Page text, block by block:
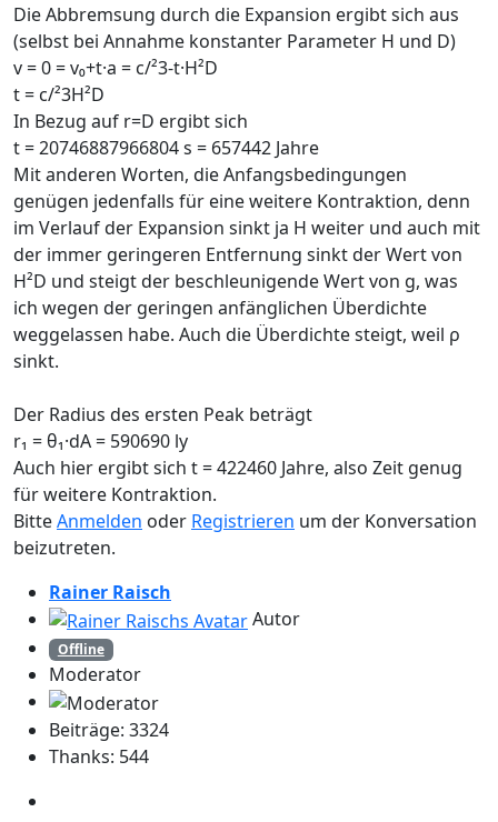
Die Abbremsung durch die Expansion ergibt sich aus
(selbst bei Annahme konstanter Parameter H und D)
v = 0 = v₀+t·a = c/²3-t·H²D
t = c/²3H²D
In Bezug auf r=D ergibt sich
t = 20746887966804 s = 657442 Jahre
Mit anderen Worten, die Anfangsbedingungen
genügen jedenfalls für eine weitere Kontraktion, denn
im Verlauf der Expansion sinkt ja H weiter und auch mit
der immer geringeren Entfernung sinkt der Wert von
H²D und steigt der beschleunigende Wert von g, was
ich wegen der geringen anfänglichen Überdichte
weggelassen habe. Auch die Überdichte steigt, weil ρ
sinkt.
Der Radius des ersten Peak beträgt
r₁ = θ₁·dA = 590690 ly
Auch hier ergibt sich t = 422460 Jahre, also Zeit genug
für weitere Kontraktion.
BitteAnmelden oder Registrieren um der Konversation
beizutreten.
Rainer Raisch
Autor
Offline
Moderator
Beiträge: 3324
Thanks: 544